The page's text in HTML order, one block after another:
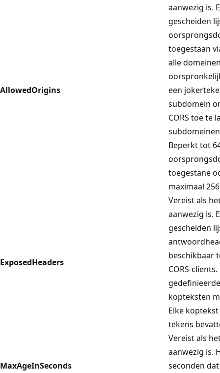
AllowedOrigins
aanwezig is.
gescheiden
toegestaan
alle
een
subdomein
CORS toe te
Beperkt tot
toegestane
maximaal
ExposedHeaders
Vereist als
aanwezig is.
gescheiden
beschikbaar
CORS-
kopteksten
Elke
tekens
MaxAgeInSeconds
Vereist als
aanwezig is.
seconden